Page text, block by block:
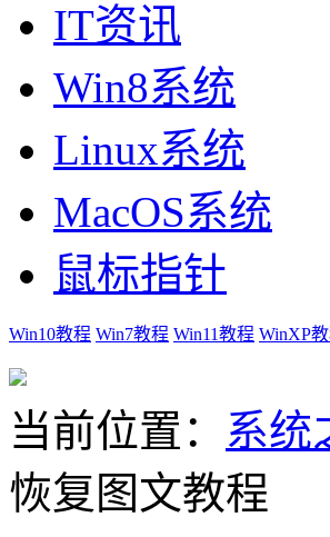
IT资讯
Win8系统
Linux系统
MacOS系统
鼠标指针
Win10教程 Win7教程 Win11教程 WinXP
当前位置： 系统
恢复图文教程